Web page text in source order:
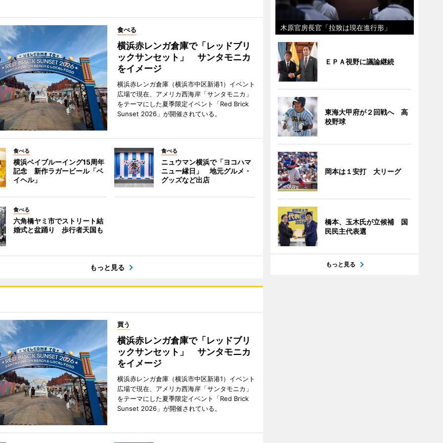
食べる
横浜赤レンガ倉庫で「レッドブリ
ックサンセット」 サンタモニカ
をイメージ
横浜赤レンガ倉庫（横浜市中区新港1）イベント
広場で現在、アメリカ西海岸「サンタモニカ」
をテーマにした夏季限定イベント「Red Brick
Sunset 2026」が開催されている。
食べる
横浜ベイブルーイング15周年
記念 新作ラガービール「ベ
イヘル」
食べる
ニュウマン横浜で「ヨコハマ
ニュー縁日」 地元グルメ・
グッズなど出店
食べる
六角橋ヤミ市でストリート結
婚式と盆踊り 歩行者天国も
もっと見る
買う
横浜赤レンガ倉庫で「レッドブリ
ックサンセット」 サンタモニカ
をイメージ
横浜赤レンガ倉庫（横浜市中区新港1）イベント
広場で現在、アメリカ西海岸「サンタモニカ」
をテーマにした夏季限定イベント「Red Brick
Sunset 2026」が開催されている。
木原官房長官「拉致は現在進行形」
ＥＰＡ視野に議論継続
東海大甲府が２回戦へ 高
校野球
岡本は１安打 大リーグ
橋本、玉木氏が立候補 国
民民主代表選
もっと見る